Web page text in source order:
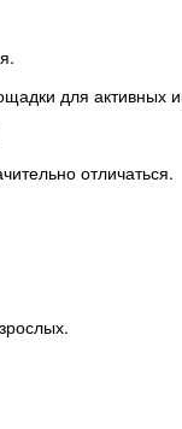
для активных
отличаться.